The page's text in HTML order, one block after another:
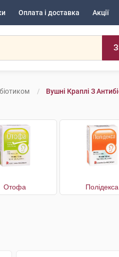
Оплата і доставка Акції
Вушні Краплі З
Отофа Полідекса